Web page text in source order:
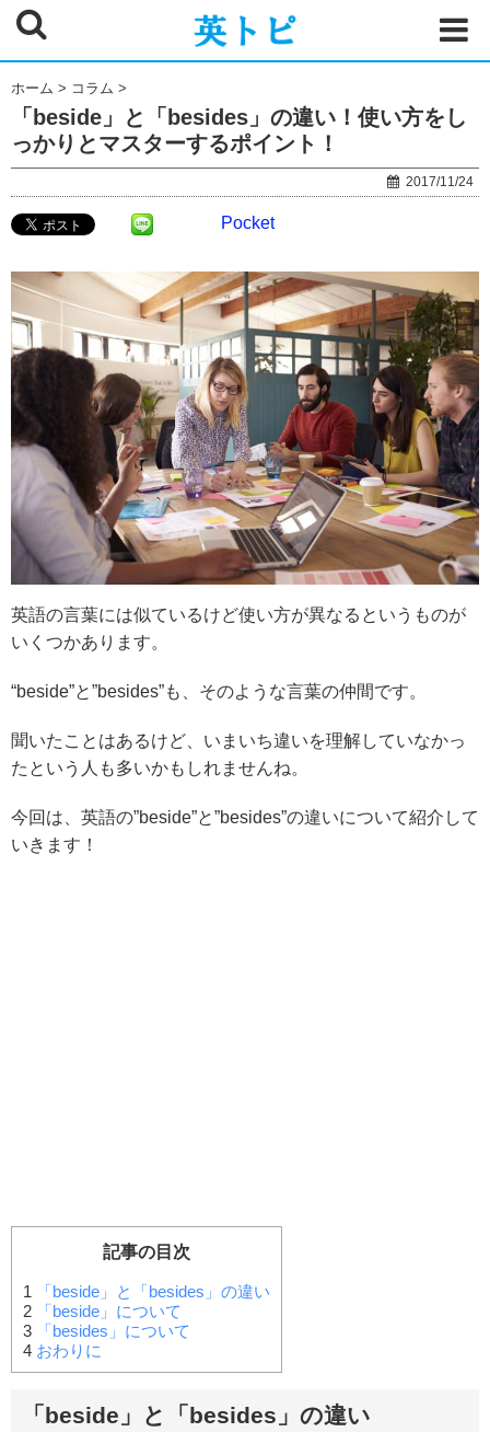
ホーム > コラム >
「beside」と「besides」の違い！使い方をし
っかりとマスターするポイント！
2017/11/24
Pocket
英語の言葉には似ているけど使い方が異なるというものが
いくつかあります。
“beside”と”besides”も、そのような言葉の仲間です。
聞いたことはあるけど、いまいち違いを理解していなかっ
たという人も多いかもしれませんね。
今回は、英語の”beside”と”besides”の違いについて紹介して
いきます！
記事の目次
1 「beside」と「besides」の違い
2 「beside」について
3 「besides」について
4 おわりに
「beside」と「besides」の違い